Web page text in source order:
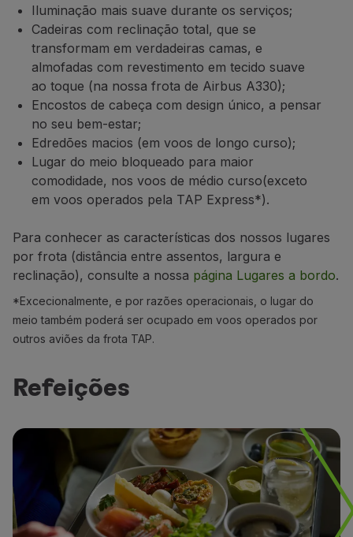
Central de ajuda
Perguntas frequentes
Pedidos e reclamações
Contactos
Informações úteis
Reembolsos
Fatura online
Bagagem perdida / danificada
Voo atrasado / cancelado
Iluminação mais suave durante os serviços;
Cadeiras com reclinação total, que se
transformam em verdadeiras camas, e
almofadas com revestimento em tecido suave
ao toque (na nossa frota de Airbus A330);
Encostos de cabeça com design único, a pensar
no seu bem-estar;
Edredões macios (em voos de longo curso);
Lugar do meio bloqueado para maior
comodidade, nos voos de médio curso(exceto
em voos operados pela TAP Express*).
Para conhecer as características dos nossos lugares
por frota (distância entre assentos, largura e
reclinação), consulte a nossa página Lugares a bordo.
*Excecionalmente, e por razões operacionais, o lugar do
meio também poderá ser ocupado em voos operados por
outros aviões da frota TAP.
Refeições